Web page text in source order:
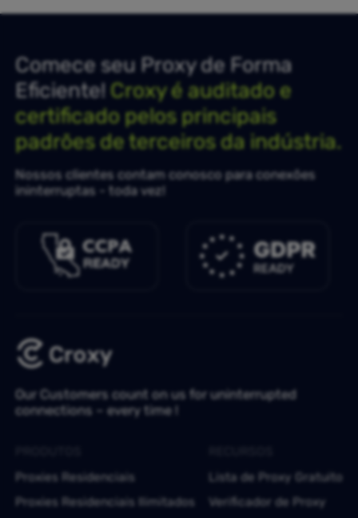
Comece seu Proxy de Forma
Eficiente!Croxy é auditado e
certificado pelos principais
padrões de terceiros da indústria.
Nossos clientes contam conosco para conexões
ininterruptas - toda vez!
Our Customers count on us for uninterrupted
connections – every time !
Proxies Residenciais
Proxies Residenciais Ilimitados
Lista de Proxy Gratuito
Verificador de Proxy